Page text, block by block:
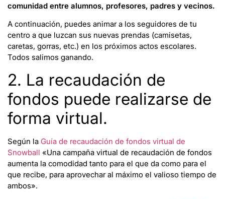
comunidad entre alumnos, profesores, padres y vecinos.
A continuación, puedes animar a los seguidores de tu
centro a que luzcan sus nuevas prendas (camisetas,
caretas, gorras, etc.) en los próximos actos escolares.
Todos salimos ganando.
2. La recaudación de
fondos puede realizarse de
forma virtual.
Según la Guía de recaudación de fondos virtual de
Snowball «Una campaña virtual de recaudación de fondos
aumenta la comodidad tanto para el que da como para el
que recibe, para aprovechar al máximo el valioso tiempo de
ambos».